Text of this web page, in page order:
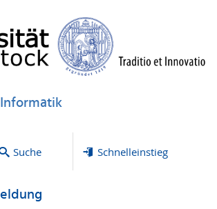
Suche Schnelleinstieg